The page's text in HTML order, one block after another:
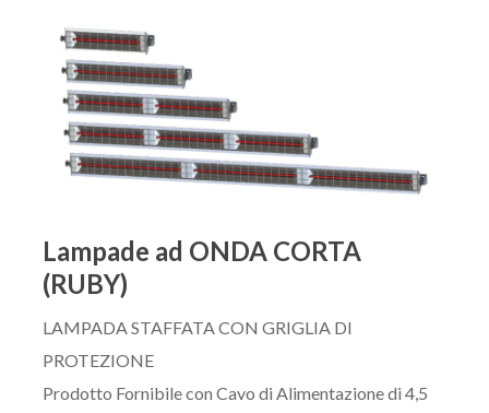
Lampade ad ONDA CORTA
(RUBY)
LAMPADA STAFFATA CON GRIGLIA DI
PROTEZIONE
Prodotto Fornibile con Cavo di Alimentazione di 4,5